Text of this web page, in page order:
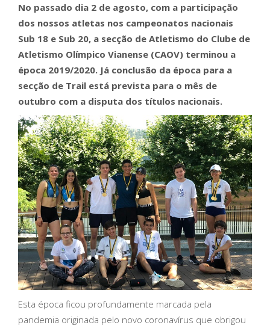
No passado dia 2 de agosto, com a participação
dos nossos atletas nos campeonatos nacionais
Sub 18 e Sub 20, a secção de Atletismo do Clube de
Atletismo Olímpico Vianense (CAOV) terminou a
época 2019/2020. Já conclusão da época para a
secção de Trail está prevista para o mês de
outubro com a disputa dos títulos nacionais.
Esta época ficou profundamente marcada pela
pandemia originada pelo novo coronavírus que obrigou